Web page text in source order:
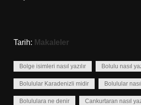
Tarih: Makaleler
Bolge isimleri nasıl yazılır Bolulu nasıl
Bolulular Karadenizli midir Bolulular
Bolululara ne denir Cankurtaran nasıl